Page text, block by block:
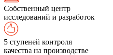
Собственный центр
исследований и разработок
5 ступеней контроля
качества на производстве